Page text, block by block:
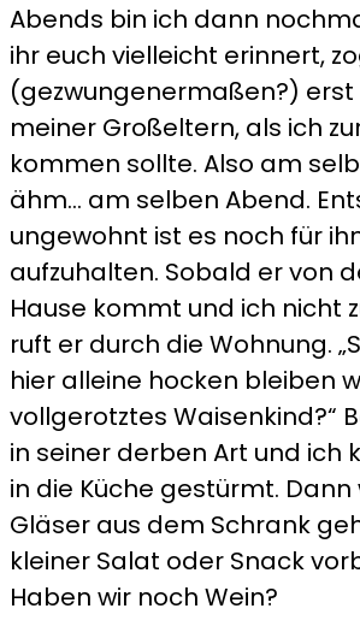
Abends bin ich dann
ihr euch vielleicht erinnert,
(gezwungenermaßen?) erst
meiner Großeltern, als ich
kommen sollte. Also am
ähm… am selben Abend.
ungewohnt ist es noch für
aufzuhalten. Sobald er von
Hause kommt und ich nicht
ruft er durch die Wohnung.
hier alleine hocken bleiben
vollgerotztes Waisenkind?“
in seiner derben Art und ich
in die Küche gestürmt.
Gläser aus dem Schrank
kleiner Salat oder Snack
Haben wir noch Wein?